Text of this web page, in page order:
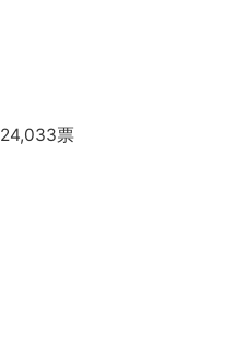
票